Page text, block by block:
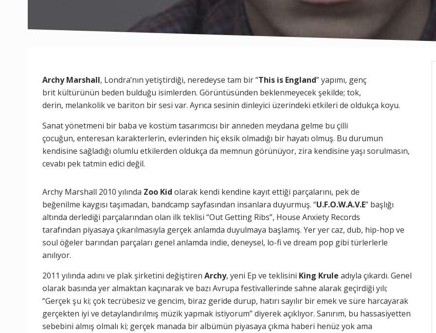
Archy Marshall, Londra’nın yetiştirdiği, neredeyse tam bir “This is England” yapımı, genç
brit kültürünün beden bulduğu isimlerden. Görüntüsünden beklenmeyecek şekilde; tok,
derin, melankolik ve bariton bir sesi var. Ayrıca sesinin dinleyici üzerindeki etkileri de oldukça koyu.
Sanat yönetmeni bir baba ve kostüm tasarımcısı bir anneden meydana gelme bu çilli
çocuğun, enteresan karakterlerin, evlerinden hiç eksik olmadığı bir hayatı olmuş. Bu durumun
kendisine sağladığı olumlu etkilerden oldukça da memnun görünüyor, zira kendisine yaşı sorulmasın,
cevabı pek tatmin edici değil.
Archy Marshall 2010 yılında Zoo Kid olarak kendi kendine kayıt ettiği parçalarını, pek de
beğenilme kaygısı taşımadan, bandcamp sayfasından insanlara duyurmuş. “U.F.O.W.A.V.E” başlığı
altında derlediği parçalarından olan ilk teklisi “Out Getting Ribs”, House Anxiety Records
tarafından piyasaya çıkarılmasıyla gerçek anlamda duyulmaya başlamış. Yer yer caz, dub, hip-hop ve
soul öğeler barından parçaları genel anlamda indie, deneysel, lo-fi ve dream pop gibi türlerlerle
anılıyor.
2011 yılında adını ve plak şirketini değiştiren Archy, yeni Ep ve teklisini King Krule adıyla çıkardı. Genel
olarak basında yer almaktan kaçınarak ve bazı Avrupa festivallerinde sahne alarak geçirdiği yılı;
“Gerçek şu ki; çok tecrübesiz ve gencim, biraz geride durup, hatırı sayılır bir emek ve süre harcayarak
gerçekten iyi ve detaylandırılmış müzik yapmak istiyorum” diyerek açıklıyor. Sanırım, bu hassasiyetten
sebebini almış olmalı ki; gerçek manada bir albümün piyasaya çıkma haberi henüz yok ama